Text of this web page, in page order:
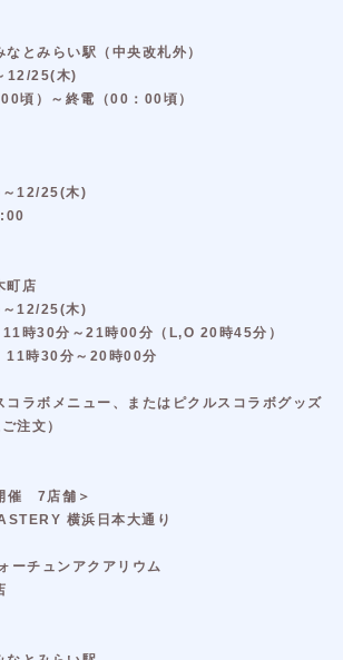
とみらい駅（中央改札外）
12/25(木)
頃）～終電（00：00頃）
12/25(木)
町店
12/25(木)
時30分～21時00分（L,O 20時45分）
分～20時00分
コラボメニュー、またはピクルスコラボグッズ
注文）
催 7店舗＞
横浜日本大通り
ーチュンアクアリウム